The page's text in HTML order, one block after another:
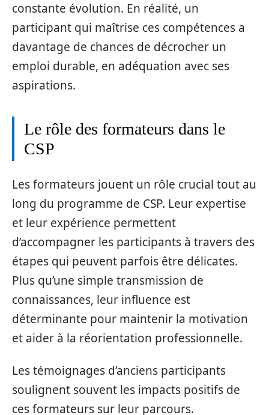
constante évolution. En réalité, un
participant qui maîtrise ces compétences a
davantage de chances de décrocher un
emploi durable, en adéquation avec ses
aspirations.
Le rôle des formateurs dans le
CSP
Les formateurs jouent un rôle crucial tout au
long du programme de CSP. Leur expertise
et leur expérience permettent
d’accompagner les participants à travers des
étapes qui peuvent parfois être délicates.
Plus qu’une simple transmission de
connaissances, leur influence est
déterminante pour maintenir la motivation
et aider à la réorientation professionnelle.
Les témoignages d’anciens participants
soulignent souvent les impacts positifs de
ces formateurs sur leur parcours.